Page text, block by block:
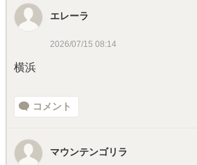
エレーラ
2026/07/15 08:14
横浜
コメント
マウンテンゴリラ